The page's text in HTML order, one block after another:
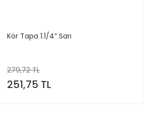
Kör Tapa 1.1/4” Sarı
279,72 TL
251,75 TL